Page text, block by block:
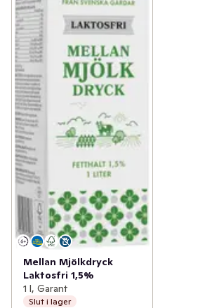
Mellan Mjölkdryck
Laktosfri 1,5%
1 l, Garant
Slut i lager